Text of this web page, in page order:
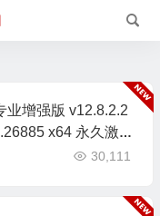
业增强版 v12.8.2.2
x64 永久激活
30,111